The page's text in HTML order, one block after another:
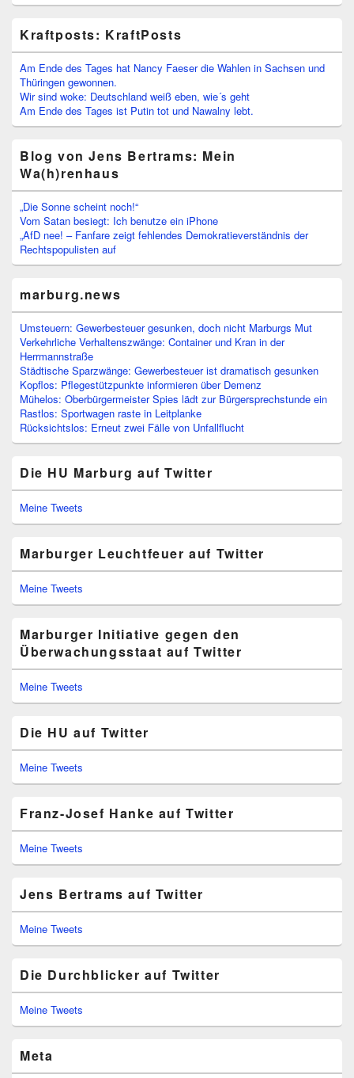
Kraftposts: KraftPosts
Am Ende des Tages hat Nancy Faeser die Wahlen in Sachsen und
Thüringen gewonnen.
Wir sind woke: Deutschland weiß eben, wie´s geht
Am Ende des Tages ist Putin tot und Nawalny lebt.
Blog von Jens Bertrams: Mein
Wa(h)renhaus
„Die Sonne scheint noch!“
Vom Satan besiegt: Ich benutze ein iPhone
„AfD nee! – Fanfare zeigt fehlendes Demokratieverständnis der
Rechtspopulisten auf
marburg.news
Umsteuern: Gewerbesteuer gesunken, doch nicht Marburgs Mut
Verkehrliche Verhaltenszwänge: Container und Kran in der
Herrmannstraße
Städtische Sparzwänge: Gewerbesteuer ist dramatisch gesunken
Kopflos: Pflegestützpunkte informieren über Demenz
Mühelos: Oberbürgermeister Spies lädt zur Bürgersprechstunde ein
Rastlos: Sportwagen raste in Leitplanke
Rücksichtslos: Erneut zwei Fälle von Unfallflucht
Die HU Marburg auf Twitter
Meine Tweets
Marburger Leuchtfeuer auf Twitter
Meine Tweets
Marburger Initiative gegen den
Überwachungsstaat auf Twitter
Meine Tweets
Die HU auf Twitter
Meine Tweets
Franz-Josef Hanke auf Twitter
Meine Tweets
Jens Bertrams auf Twitter
Meine Tweets
Die Durchblicker auf Twitter
Meine Tweets
Meta